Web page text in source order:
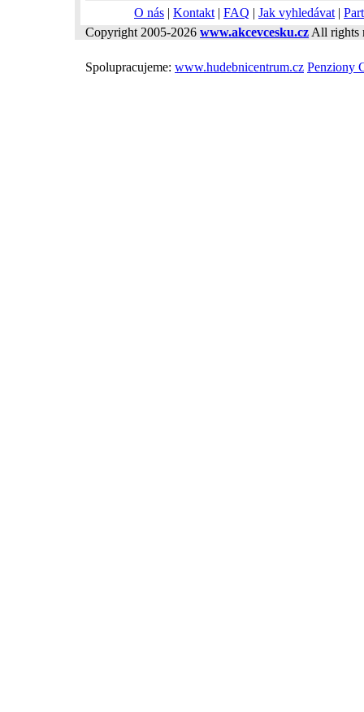
O nás | Kontakt | FAQ | Jak vyhledávat |
Copyright 2005-2026 www.akcevcesku.cz All rights
Spolupracujeme: www.hudebnicentrum.cz Penziony